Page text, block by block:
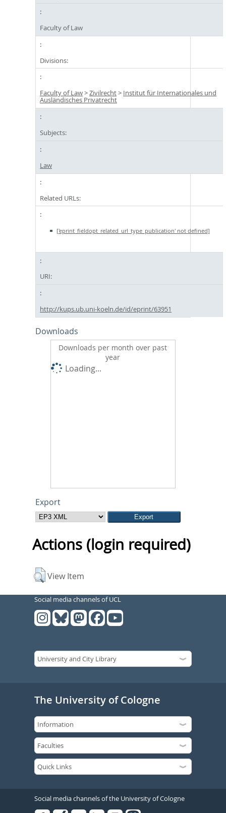
Faculty of Law
Divisions:
Faculty of Law>Zivilrecht> Institut für Internationales und
Ausländisches Privatrecht
Subjects:
Law
Related URLs:
['eprint_fieldopt_related_url_type_publication' not defined]
URI:
http://kups.ub.uni-koeln.de/id/eprint/63951
Downloads
Downloads per month over past
year
Loading...
Export
Actions (login required)
View Item
Social media channels of UCL
The University of Cologne
Social media channels of the University of Cologne